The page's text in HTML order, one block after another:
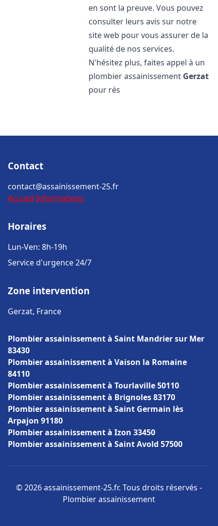
en sont la preuve. Vous pouvez
consulter leurs avis sur notre
site web pour vous assurer de la
qualité de nos services.
N'hésitez plus, faites appel à un
plombier assainissement Gerzat
pour rés
Contact
contact@assainissement-25.fr
Accueil Informations
Horaires
Lun-Ven: 8h-19h
Service d'urgence 24/7
Zone intervention
Gerzat, France
Plombier assainissement à Saint Mandrier sur Mer
83430
Plombier assainissement à Vaison la Romaine
84110
Plombier assainissement à Tourlaville 50110
Plombier assainissement à Brignoles 83170
Plombier assainissement à Saint Germain lès
Arpajon 91180
Plombier assainissement à Izon 33450
Plombier assainissement à Saint Avold 57500
© 2026 assainissement-25.fr. Tous droits réservés -
Plombier assainissement